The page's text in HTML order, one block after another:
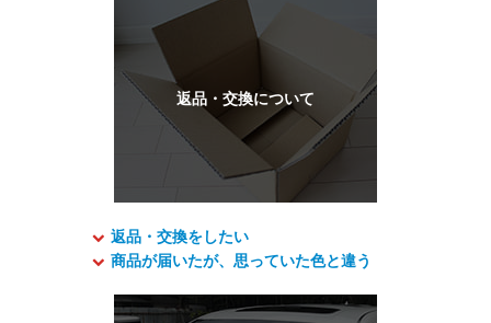
返品・交換をしたい
商品が届いたが、思っていた色と違う